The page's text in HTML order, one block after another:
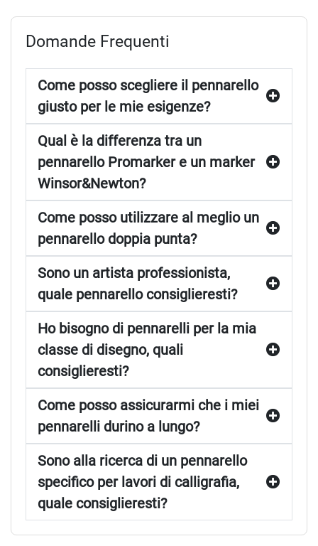
Domande Frequenti
Come posso scegliere il pennarello
giusto per le mie esigenze?
Qual è la differenza tra un
pennarello Promarker e un marker
Winsor&Newton?
Come posso utilizzare al meglio un
pennarello doppia punta?
Sono un artista professionista,
quale pennarello consiglieresti?
Ho bisogno di pennarelli per la mia
classe di disegno, quali
consiglieresti?
Come posso assicurarmi che i miei
pennarelli durino a lungo?
Sono alla ricerca di un pennarello
specifico per lavori di calligrafia,
quale consiglieresti?